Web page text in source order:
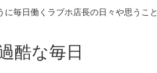
毎日働くラブホ店長の日々や思うこと
酷な毎日